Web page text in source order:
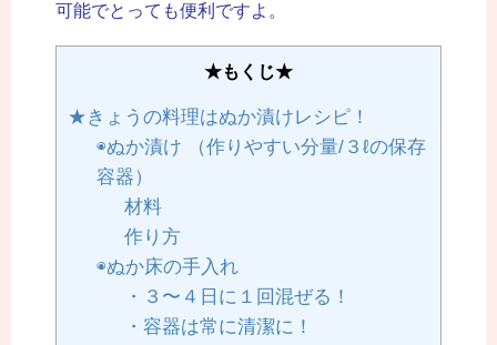
可能でとっても便利ですよ。
★もくじ★
★きょうの料理はぬか漬けレシピ！
◉ぬか漬け （作りやすい分量/３ℓの保存
容器）
材料
作り方
◉ぬか床の手入れ
・３〜４日に１回混ぜる！
・容器は常に清潔に！